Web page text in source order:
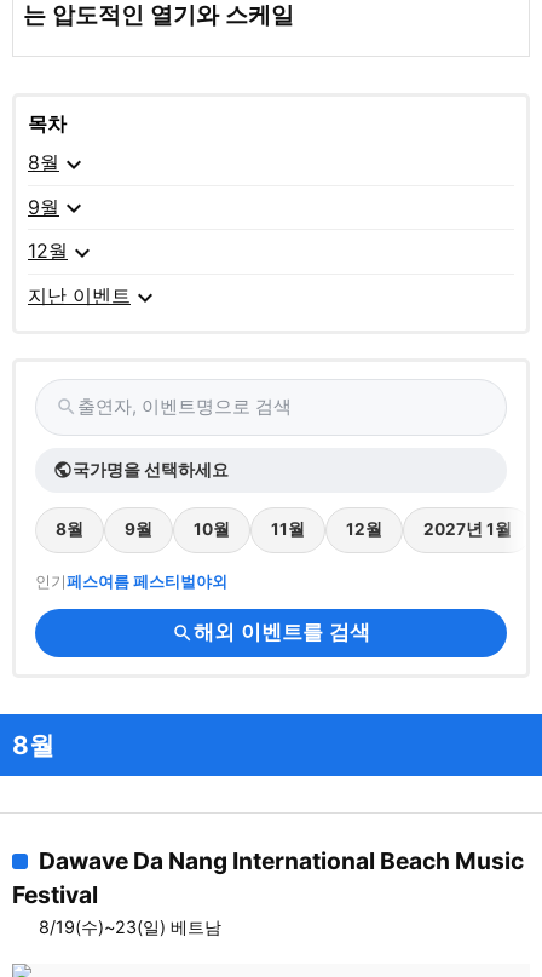
는 압도적인 열기와 스케일
목차
8월 expand_more
9월 expand_more
12월 expand_more
지난 이벤트 expand_more
search 출연자, 이벤트명으로 검색
public국가명을 선택하세요
8월 9월 10월 11월 12월 2027년 1월
인기페스여름 페스티벌야외
search 해외 이벤트를 검색
8월
Dawave Da Nang International Beach Music
Festival
8/19(수)~23(일) 베트남